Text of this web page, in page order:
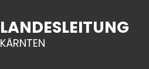
LANDESLEITUNG
KÄRNTEN